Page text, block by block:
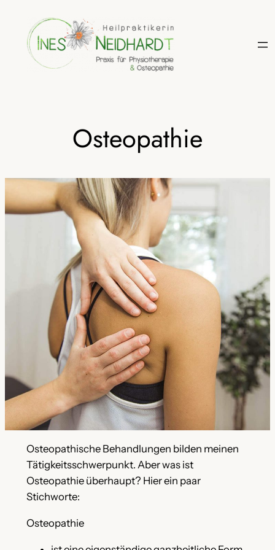
Osteopathie
Osteopathische Behandlungen bilden meinen
Tätigkeitsschwerpunkt. Aber was ist
Osteopathie überhaupt? Hier ein paar
Stichworte:
Osteopathie